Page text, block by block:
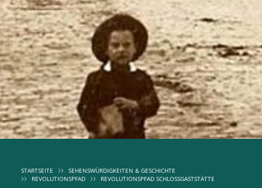
STARTSEITE
SEHENSWÜRDIGKEITEN & GESCHICHTE
REVOLUTIONSPFAD
REVOLUTIONSPFAD SCHLOSSGASTSTÄTTE